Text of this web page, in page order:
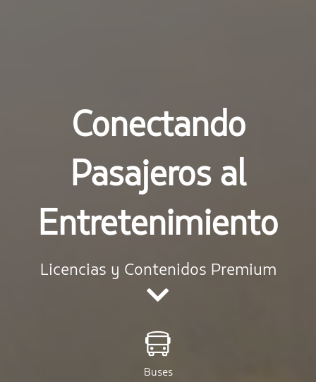
Conectando
Pasajeros al
Entretenimiento
Licencias y Contenidos Premium
Buses